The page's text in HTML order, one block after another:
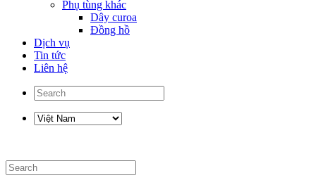
Phụ tùng khác
Dây curoa
Đồng hồ
Dịch vụ
Tin tức
Liên hệ